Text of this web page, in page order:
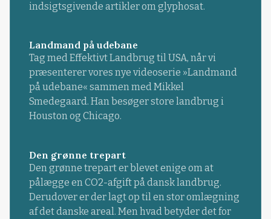
indsigtsgivende artikler om glyphosat.
Landmand på udebane
Tag med Effektivt Landbrug til USA, når vi
præsenterer vores nye videoserie »Landmand
på udebane« sammen med Mikkel
Smedegaard. Han besøger store landbrug i
Houston og Chicago.
Den grønne trepart
Den grønne trepart er blevet enige om at
pålægge en CO2-afgift på dansk landbrug.
Derudover er der lagt op til en stor omlægning
af det danske areal. Men hvad betyder det for